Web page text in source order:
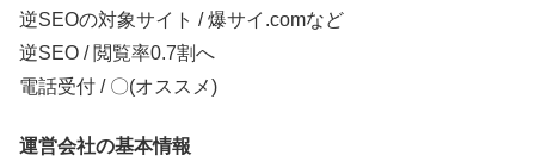
逆SEOの対象サイト / 爆サイ.comなど
逆SEO / 閲覧率0.7割へ
電話受付 / 〇(オススメ)
運営会社の基本情報